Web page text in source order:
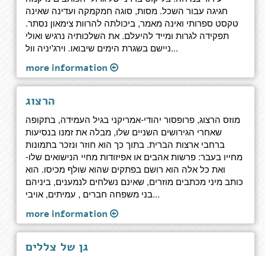
חגיגה עבור השכל. מסות, סוגה חמקמקה ועדינה שאינה
טקסט ספרותי ואינה מאמר, ביכולתה להרוות צימאון נסתר.
תפקידה לגרות ומייד להיעלם. את השלכותיה נרגיש ואולי
ניישם בשגרת הימים שיבואו. וירג'יניה וול...
more information
הרצוג
מוזס הרצוג, פרופסור יהודי-אמריקני בגיל העמידה, בתקופה
שאחרי הגירושים השניים שלו, מבלה את זמנו בנסיעות
ברחבי ארצות הברית. בתוך כך הוא חוזר ונזכר בתמונות
מחייו בעבר: פרשות אהבים או אפיזודות מחיי הנישואים שלו-
ואת כל אלה הוא רושם בפתקים שהוא שולף מכיסו. הוא
כותב מיני מכתבים מוזרים, שאינם נשלחים לנמענים, ביניהם
בני משפחה חברים , עמיתים, אויבי...
more information
גן של צללים